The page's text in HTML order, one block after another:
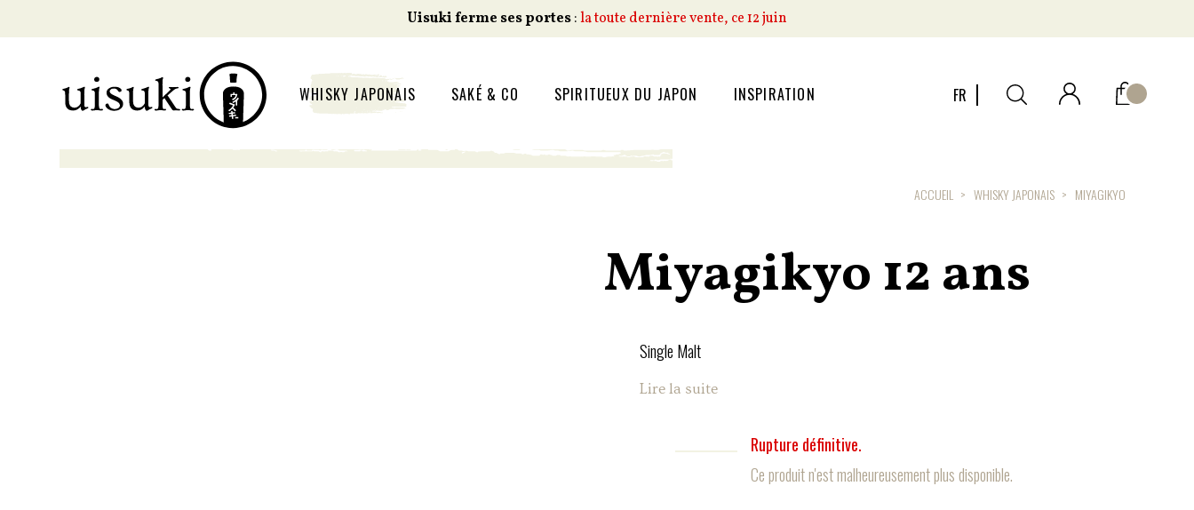
Uisuki ferme ses portes:la toute dernière vente, ce 12 juin
WHISKY JAPONAIS SAKÉ & CO SPIRITUEUX DU JAPON INSPIRATION FR
ACCUEIL WHISKY JAPONAIS MIYAGIKYO
Miyagikyo 12 ans
Single Malt
Lire la suite
Rupture définitive.
Ce produit n'est malheureusement plus disponible.